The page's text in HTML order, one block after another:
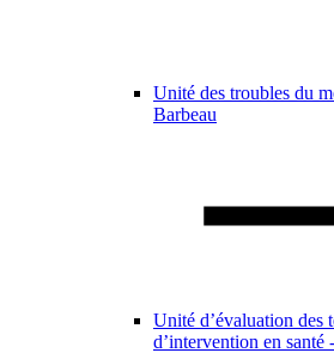
Unité des troubles du
Barbeau
Unité d’évaluation des
d’intervention en